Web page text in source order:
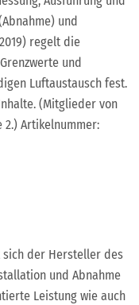
und
regelt die
und
Luftaustausch fest.
(Mitglieder von
Artikelnummer:
sich der Hersteller des
und Abnahme
Leistung wie auch